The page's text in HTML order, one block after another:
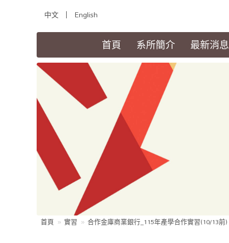
中文 English
首頁 (current)
系所簡介 最新消息
首頁 實習 合作金庫商業銀行_115年產學合作實習(10/13前)